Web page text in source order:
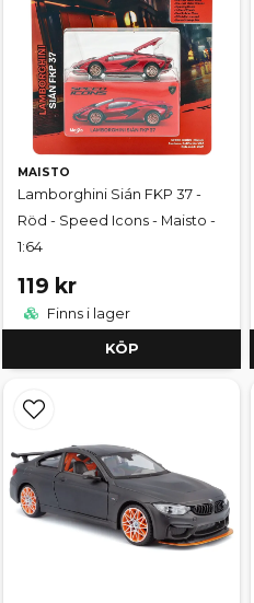
MAISTO
Lamborghini Sián FKP 37 -
Röd - Speed Icons - Maisto -
1:64
119 kr
Finns i lager
KÖP